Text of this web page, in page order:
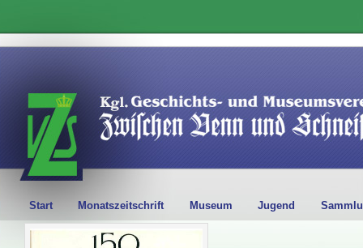
Start Monatszeitschrift Museum Jugend